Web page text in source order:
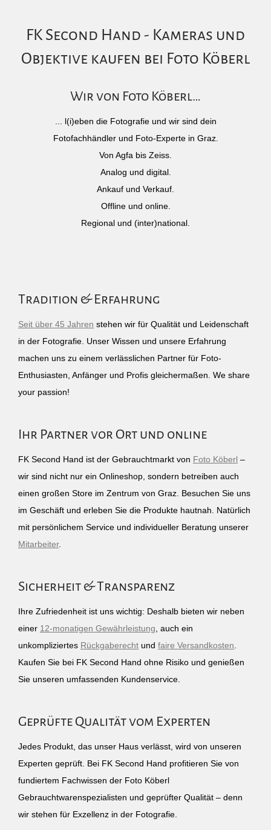
FK Second Hand - Kameras und
Objektive kaufen bei Foto Köberl
Wir von Foto Köberl…
... l(i)eben die Fotografie und wir sind dein
Fotofachhändler und Foto-Experte in Graz.
Von Agfa bis Zeiss.
Analog und digital.
Ankauf und Verkauf.
Offline und online.
Regional und (inter)national.
Tradition & Erfahrung
Seit über 45 Jahren stehen wir für Qualität und Leidenschaft
in der Fotografie. Unser Wissen und unsere Erfahrung
machen uns zu einem verlässlichen Partner für Foto-
Enthusiasten, Anfänger und Profis gleichermaßen. We share
your passion!
Ihr Partner vor Ort und online
FK Second Hand ist der Gebrauchtmarkt von Foto Köberl –
wir sind nicht nur ein Onlineshop, sondern betreiben auch
einen großen Store im Zentrum von Graz. Besuchen Sie uns
im Geschäft und erleben Sie die Produkte hautnah. Natürlich
mit persönlichem Service und individueller Beratung unserer
Mitarbeiter.
Sicherheit & Transparenz
Ihre Zufriedenheit ist uns wichtig: Deshalb bieten wir neben
einer 12-monatigen Gewährleistung , auch ein
unkompliziertes Rückgaberecht und faire Versandkosten
Kaufen Sie bei FK Second Hand ohne Risiko und genießen
Sie unseren umfassenden Kundenservice.
Geprüfte Qualität vom Experten
Jedes Produkt, das unser Haus verlässt, wird von unseren
Experten geprüft. Bei FK Second Hand profitieren Sie von
fundiertem Fachwissen der Foto Köberl
Gebrauchtwarenspezialisten und geprüfter Qualität – denn
wir stehen für Exzellenz in der Fotografie.